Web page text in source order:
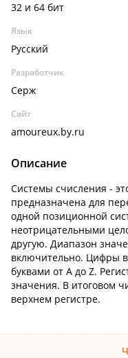
32 и 64 бит
Язык
Русский
Разработчик
Серж
Сайт
amoureux.by.ru
Описание
Системы счисления -
предназначена для
одной позиционной
неотрицательными
другую. Диапазон
включительно. Цифры
буквами от A до Z.
значения. В итоговом
верхнем регистре.